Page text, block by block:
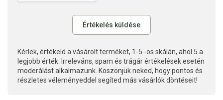
Kérlek, értékeld a vásárolt terméket, 1-5 -ös skálán, ahol 5 a
legjobb érték. Irreleváns, spam és trágár értékelések esetén
moderálást alkalmazunk. Köszönjük neked, hogy pontos és
részletes véleményeddel segíted más vásárlók döntéseit!